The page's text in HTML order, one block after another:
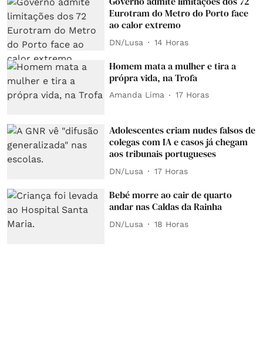
Eurotram do Metro do Porto face
ao calor extremo
DN/Lusa 14 Horas
Homem mata a mulher e tira a
própra vida, na Trofa
Amanda Lima 17 Horas
Adolescentes criam nudes falsos de
colegas com IA e casos já chegam
aos tribunais portugueses
DN/Lusa 17 Horas
Bebé morre ao cair de quarto
andar nas Caldas da Rainha
DN/Lusa 18 Horas